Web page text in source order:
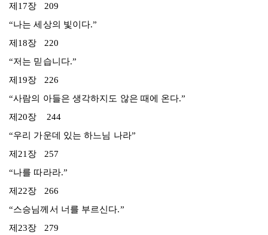
제17장 209
“나는 세상의 빛이다.”
제18장 220
“저는 믿습니다.”
제19장 226
“사람의 아들은 생각하지도 않은 때에 온다.”
제20장 244
“우리 가운데 있는 하느님 나라”
제21장 257
“나를 따라라.”
제22장 266
“스승님께서 너를 부르신다.”
제23장 279